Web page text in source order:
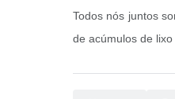
Todos nós juntos
de acúmulos de